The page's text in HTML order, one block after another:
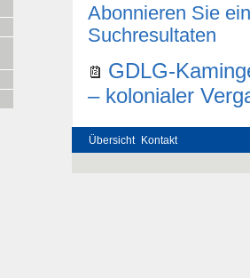
Abonnieren Sie
Suchresultaten
GDLG-
– kolonialer
Übersicht Kontakt